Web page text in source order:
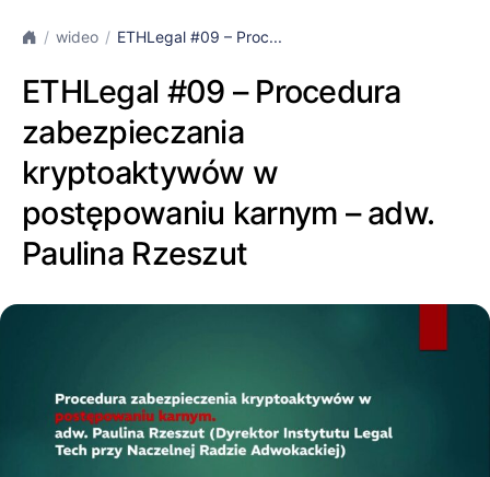
wideo ETHLegal #09 – Proc...
ETHLegal #09 – Procedura
zabezpieczania
kryptoaktywów w
postępowaniu karnym – adw.
Paulina Rzeszut